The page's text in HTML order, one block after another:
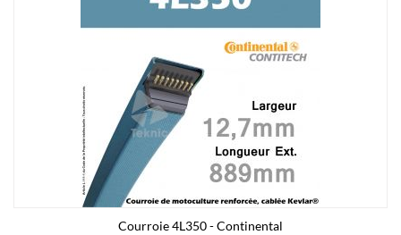
Courroie 4L350 - Continental